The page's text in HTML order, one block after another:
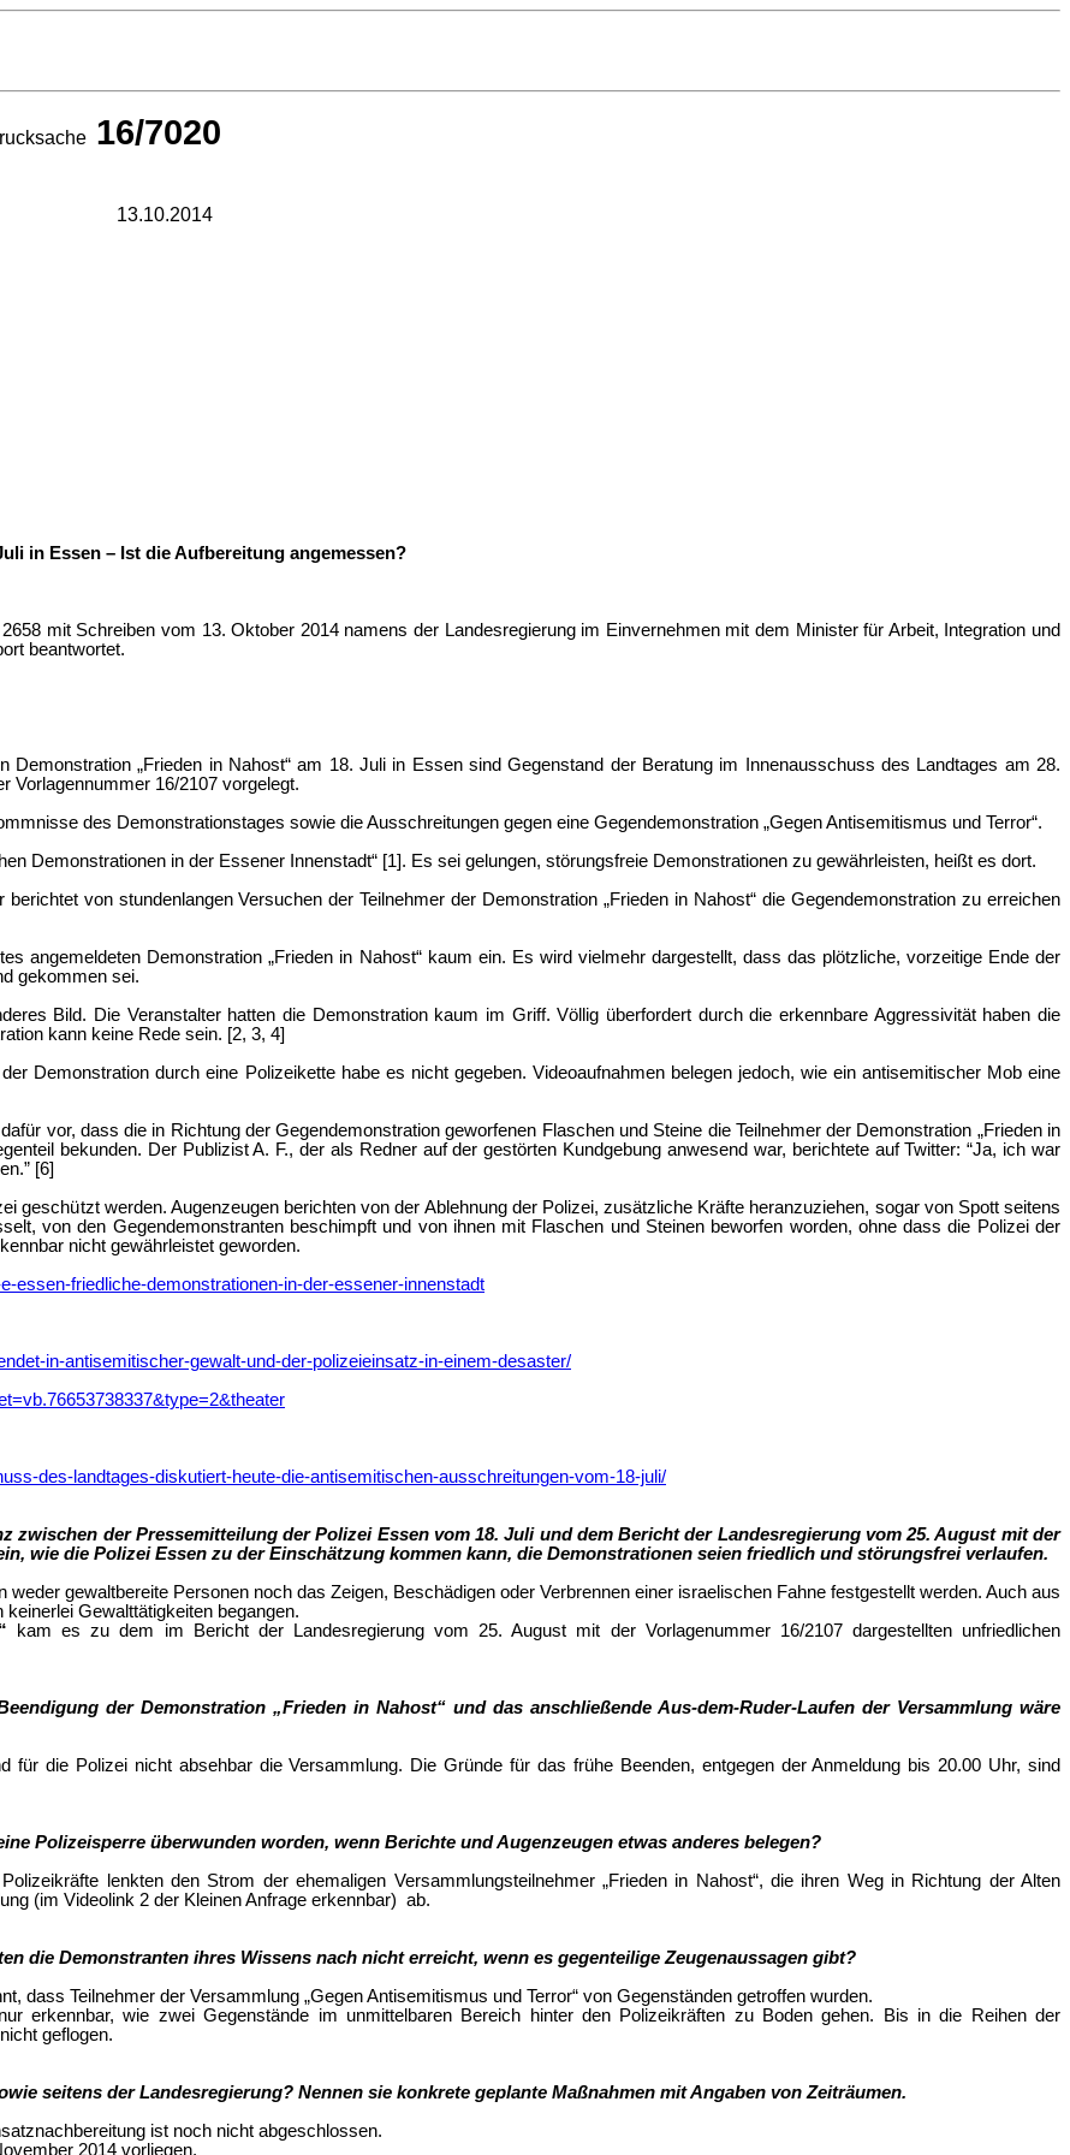
16/7020
13.10.2014
in Essen – Ist die Aufbereitung angemessen?
2658 mit Schreiben vom 13. Oktober 2014 namens der Landesregierung im Einvernehmen mit dem Minister für Arbeit, Integration und
beantwortet.
„Frieden in Nahost“ am 18. Juli in Essen sind Gegenstand der Beratung im Innenausschuss des Landtages am 28.
Vorlagennummer 16/2107 vorgelegt.
des Demonstrationstages sowie die Ausschreitungen gegen eine Gegendemonstration „Gegen Antisemitismus und Terror“.
Demonstrationen in der Essener Innenstadt“ [1]. Es sei gelungen, störungsfreie Demonstrationen zu gewährleisten, heißt es dort.
von stundenlangen Versuchen der Teilnehmer der Demonstration „Frieden in Nahost“ die Gegendemonstration zu erreichen
angemeldeten Demonstration „Frieden in Nahost“ kaum ein. Es wird vielmehr dargestellt, dass das plötzliche, vorzeitige Ende der
gekommen sei.
Bild. Die Veranstalter hatten die Demonstration kaum im Griff. Völlig überfordert durch die erkennbare Aggressivität haben die
kann keine Rede sein. [2, 3, 4]
Demonstration durch eine Polizeikette habe es nicht gegeben. Videoaufnahmen belegen jedoch, wie ein antisemitischer Mob eine
vor, dass die in Richtung der Gegendemonstration geworfenen Flaschen und Steine die Teilnehmer der Demonstration „Frieden in
bekunden. Der Publizist A. F., der als Redner auf der gestörten Kundgebung anwesend war, berichtete auf Twitter: “Ja, ich war
[6]
geschützt werden. Augenzeugen berichten von der Ablehnung der Polizei, zusätzliche Kräfte heranzuziehen, sogar von Spott seitens
von den Gegendemonstranten beschimpft und von ihnen mit Flaschen und Steinen beworfen worden, ohne dass die Polizei der
nicht gewährleistet geworden.
essen-friedliche-demonstrationen-in-der-essener-innenstadt
in-antisemitischer-gewalt-und-der-polizeieinsatz-in-einem-desaster/
des-landtages-diskutiert-heute-die-antisemitischen-ausschreitungen-vom-18-juli/
zwischen der Pressemitteilung der Polizei Essen vom 18. Juli und dem Bericht der Landesregierung vom 25. August mit der
wie die Polizei Essen zu der Einschätzung kommen kann, die Demonstrationen seien friedlich und störungsfrei verlaufen.
gewaltbereite Personen noch das Zeigen, Beschädigen oder Verbrennen einer israelischen Fahne festgestellt werden. Auch aus
Gewalttätigkeiten begangen.
kam es zu dem im Bericht der Landesregierung vom 25. August mit der Vorlagenummer 16/2107 dargestellten unfriedlichen
der Demonstration „Frieden in Nahost“ und das anschließende Aus-dem-Ruder-Laufen der Versammlung wäre
für die Polizei nicht absehbar die Versammlung. Die Gründe für das frühe Beenden, entgegen der Anmeldung bis 20.00 Uhr, sind
Polizeisperre überwunden worden, wenn Berichte und Augenzeugen etwas anderes belegen?
lenkten den Strom der ehemaligen Versammlungsteilnehmer „Frieden in Nahost“, die ihren Weg in Richtung der Alten
(im Videolink 2 der Kleinen Anfrage erkennbar) ab.
die Demonstranten ihres Wissens nach nicht erreicht, wenn es gegenteilige Zeugenaussagen gibt?
dass Teilnehmer der Versammlung „Gegen Antisemitismus und Terror“ von Gegenständen getroffen wurden.
erkennbar, wie zwei Gegenstände im unmittelbaren Bereich hinter den Polizeikräften zu Boden gehen. Bis in die Reihen der
geflogen.
seitens der Landesregierung? Nennen sie konkrete geplante Maßnahmen mit Angaben von Zeiträumen.
ist noch nicht abgeschlossen.
2014 vorliegen.